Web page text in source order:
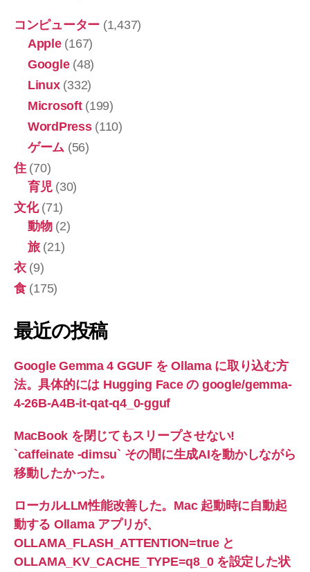
コンピューター (1,437)
Apple(167)
Google(48)
Linux(332)
Microsoft(199)
WordPress(110)
ゲーム (56)
住(70)
育児(30)
文化(71)
動物(2)
旅(21)
衣(9)
食(175)
最近の投稿
Google Gemma 4 GGUF を Ollama に取り込む方
法。具体的には Hugging Face の google/gemma-
4-26B-A4B-it-qat-q4_0-gguf
MacBook を閉じてもスリープさせない!
`caffeinate -dimsu` その間に生成AIを動かしながら
移動したかった。
ローカルLLM性能改善した。Mac 起動時に自動起
動する Ollama アプリが、
OLLAMA_FLASH_ATTENTION=true と
OLLAMA_KV_CACHE_TYPE=q8_0 を設定した状